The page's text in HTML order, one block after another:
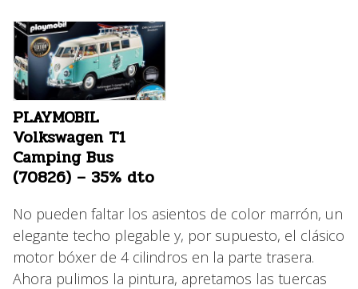
PLAYMOBIL
Volkswagen T1
Camping Bus
(70826) – 35% dto
No pueden faltar los asientos de color marrón, un
elegante techo plegable y, por supuesto, el clásico
motor bóxer de 4 cilindros en la parte trasera.
Ahora pulimos la pintura, apretamos las tuercas